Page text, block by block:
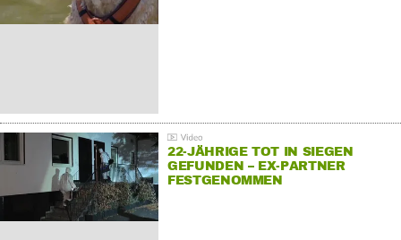
22-JÄHRIGE TOT IN SIEGEN
GEFUNDEN – EX-PARTNER
FESTGENOMMEN